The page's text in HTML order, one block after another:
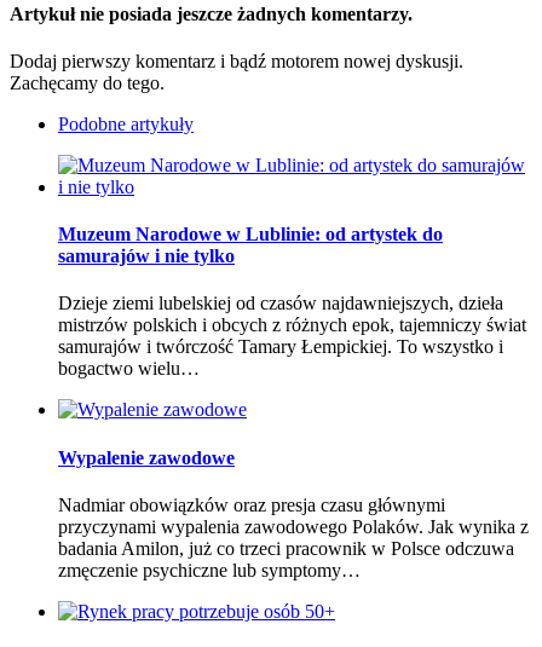
Artykuł nie posiada jeszcze żadnych komentarzy.
Dodaj pierwszy komentarz i bądź motorem nowej dyskusji.
Zachęcamy do tego.
Podobne artykuły
Muzeum Narodowe w Lublinie: od artystek do
samurajów i nie tylko
Dzieje ziemi lubelskiej od czasów najdawniejszych, dzieła
mistrzów polskich i obcych z różnych epok, tajemniczy świat
samurajów i twórczość Tamary Łempickiej. To wszystko i
bogactwo wielu…
Wypalenie zawodowe
Nadmiar obowiązków oraz presja czasu głównymi
przyczynami wypalenia zawodowego Polaków. Jak wynika z
badania Amilon, już co trzeci pracownik w Polsce odczuwa
zmęczenie psychiczne lub symptomy…